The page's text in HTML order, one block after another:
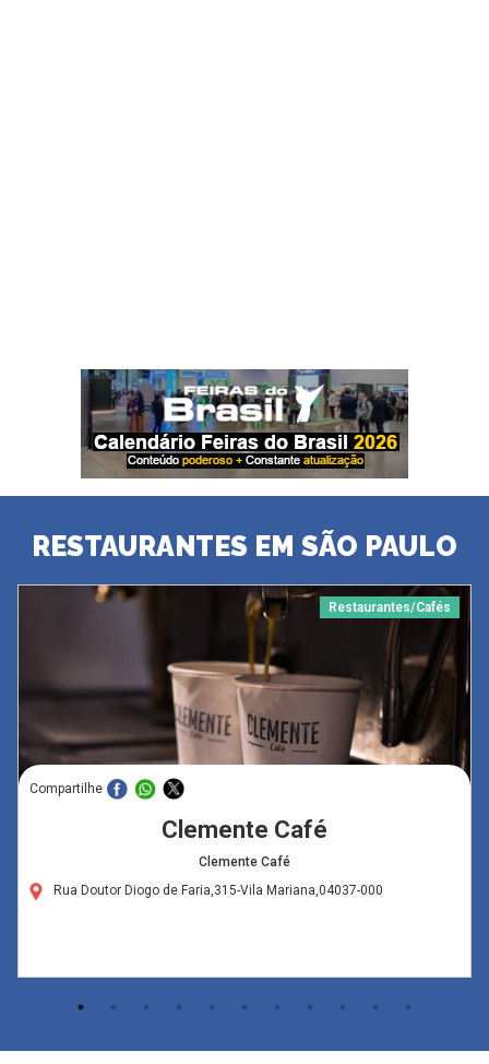
RESTAURANTES EM SÃO PAULO
Restaurantes/Cafés
Compartilhe
Clemente Café
Clemente Café
Rua Doutor Diogo de Faria,315-Vila Mariana,04037-000